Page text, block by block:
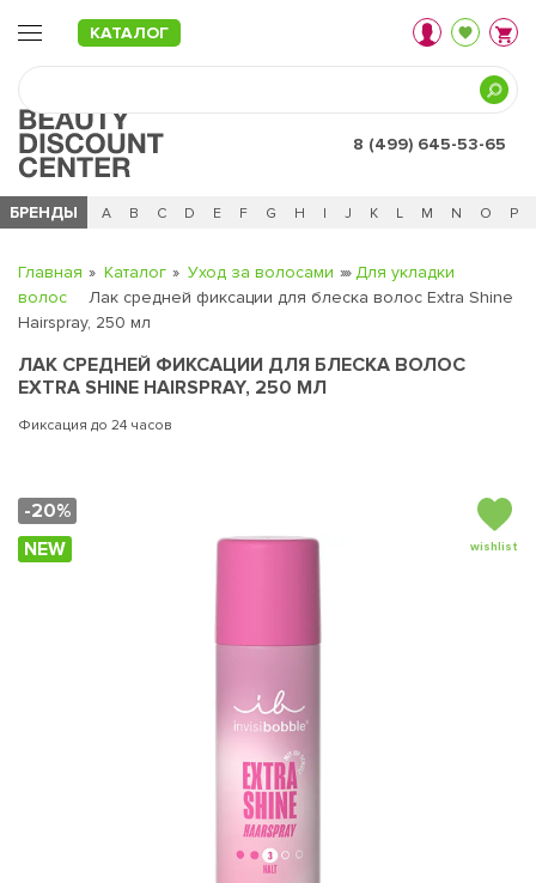
КАТАЛОГ
8 (499) 645-53-65
БРЕНДЫ
Ч 0 - 9 A B C D E F G H I J K L M N O P
Главная Каталог Уход за волосами
Для укладки
волос
Лак средней фиксации для блеска волос Extra Shine
Hairspray, 250 мл
ЛАК СРЕДНЕЙ ФИКСАЦИИ ДЛЯ БЛЕСКА ВОЛОС
EXTRA SHINE HAIRSPRAY, 250 МЛ
Фиксация до 24 часов
-20%
NEW
wishlist